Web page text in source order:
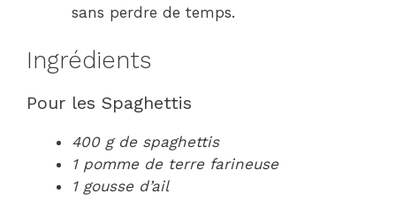
sans perdre de temps.
Ingrédients
Pour les Spaghettis
400 g de spaghettis
1 pomme de terre farineuse
1 gousse d’ail